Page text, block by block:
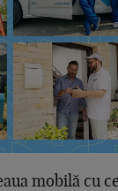
mobilă cu